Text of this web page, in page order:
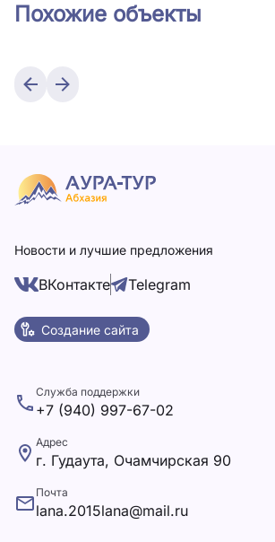
Похожие объекты
Новости и лучшие предложения
ВКонтакте Telegram
Создание сайта
Служба поддержки
+7 (940) 997-67-02
Адрес
г. Гудаута, Очамчирская 90
Почта
lana.2015lana@mail.ru